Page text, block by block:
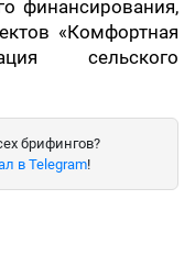
финансирования,
«Комфортная
сельского
брифингов?
в Telegram!